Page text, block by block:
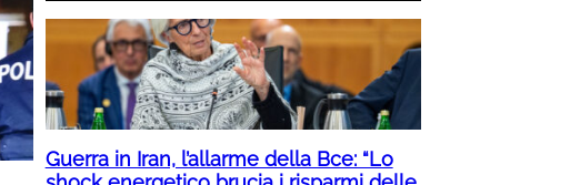
Guerra in Iran, l’allarme della Bce: “Lo